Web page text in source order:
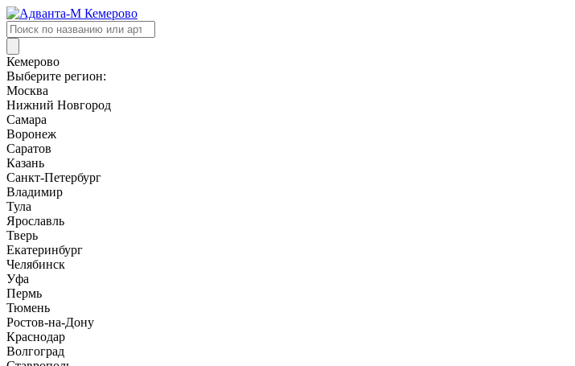
Поиск
товаров
Кемерово
Выберите регион:
Москва
Нижний Новгород
Самара
Воронеж
Саратов
Казань
Санкт-Петербург
Владимир
Тула
Ярославль
Тверь
Екатеринбург
Челябинск
Уфа
Пермь
Тюмень
Ростов-на-Дону
Краснодар
Волгоград